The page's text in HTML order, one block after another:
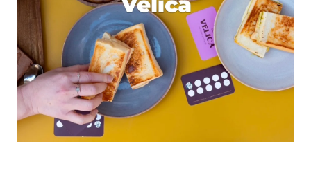
Je promets d’aimer encore plus la nature et ses
beautés.
??
Répondre
Bonjour
Chergui
1 juin 2021 à 12 h 43 min